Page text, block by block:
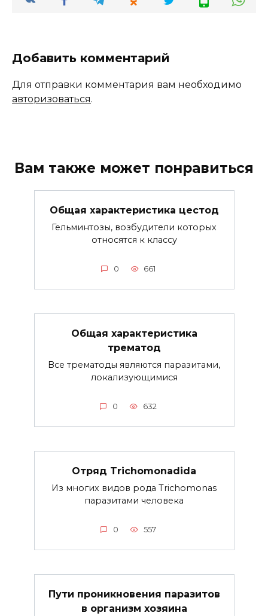
Добавить комментарий
Для отправки комментария вам необходимо
авторизоваться.
Вам также может понравиться
Общая характеристика цестод
Гельминтозы, возбудители которых
относятся к классу
0 661
Общая характеристика
трематод
Все трематоды являются паразитами,
локализующимися
0 632
Отряд Trichomonadida
Из многих видов рода Trichomonas
паразитами человека
0 557
Пути проникновения паразитов
в организм хозяина